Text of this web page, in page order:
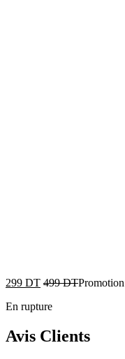
299 DT 499DTPromotion
En rupture
Avis Clients